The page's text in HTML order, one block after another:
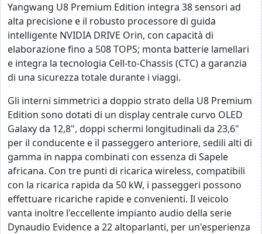
Yangwang U8 Premium Edition integra 38 sensori ad
alta precisione e il robusto processore di guida
intelligente NVIDIA DRIVE Orin, con capacità di
elaborazione fino a 508 TOPS; monta batterie lamellari
e integra la tecnologia Cell-to-Chassis (CTC) a garanzia
di una sicurezza totale durante i viaggi.
Gli interni simmetrici a doppio strato della U8 Premium
Edition sono dotati di un display centrale curvo OLED
Galaxy da 12,8", doppi schermi longitudinali da 23,6"
per il conducente e il passeggero anteriore, sedili alti di
gamma in nappa combinati con essenza di Sapele
africana. Con tre punti di ricarica wireless, compatibili
con la ricarica rapida da 50 kW, i passeggeri possono
effettuare ricariche rapide e convenienti. Il veicolo
vanta inoltre l'eccellente impianto audio della serie
Dynaudio Evidence a 22 altoparlanti, per un'esperienza